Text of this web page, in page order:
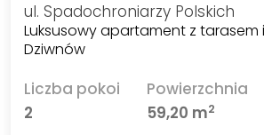
ul. Spadochroniarzy Polskich
Luksusowy apartament z tarasem i
Dziwnów
Liczba pokoi
2
Powierzchnia
59,20 m2